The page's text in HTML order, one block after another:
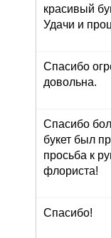
красивый
Удачи и
Спасибо
довольна.
Спасибо
букет был
просьба к
флориста!
Спасибо!